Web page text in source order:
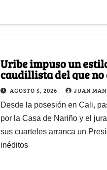
Uribe impuso un
caudillista del que no
Abelardo, será la
gobernar
AGOSTO 5, 2026 JUAN
Desde la posesión en Cali,
por la Casa de Nariño y el
sus cuarteles arranca un
inéditos